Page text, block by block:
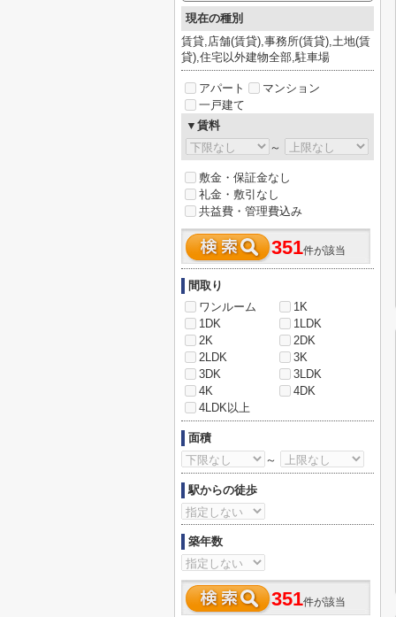
現在の種別
賃貸,店舗(賃貸),事務所(賃貸),土地(賃
貸),住宅以外建物全部,駐車場
アパート
マンション
一戸建て
▼賃料
～
敷金・保証金なし
礼金・敷引なし
共益費・管理費込み
351件が該当
間取り
ワンルーム
1K
1DK
1LDK
2K
2DK
2LDK
3K
3DK
3LDK
4K
4DK
4LDK以上
面積
～
駅からの徒歩
築年数
351件が該当